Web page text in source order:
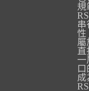
規
性
屬
直
一
成